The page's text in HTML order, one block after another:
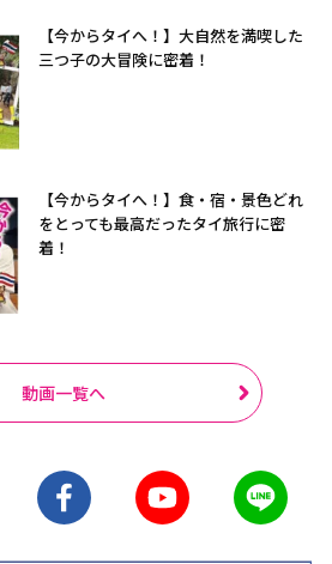
【今からタイへ！】大自然を満喫した
三つ子の大冒険に密着！
【今からタイへ！】食・宿・景色どれ
をとっても最高だったタイ旅行に密
着！
動画一覧へ